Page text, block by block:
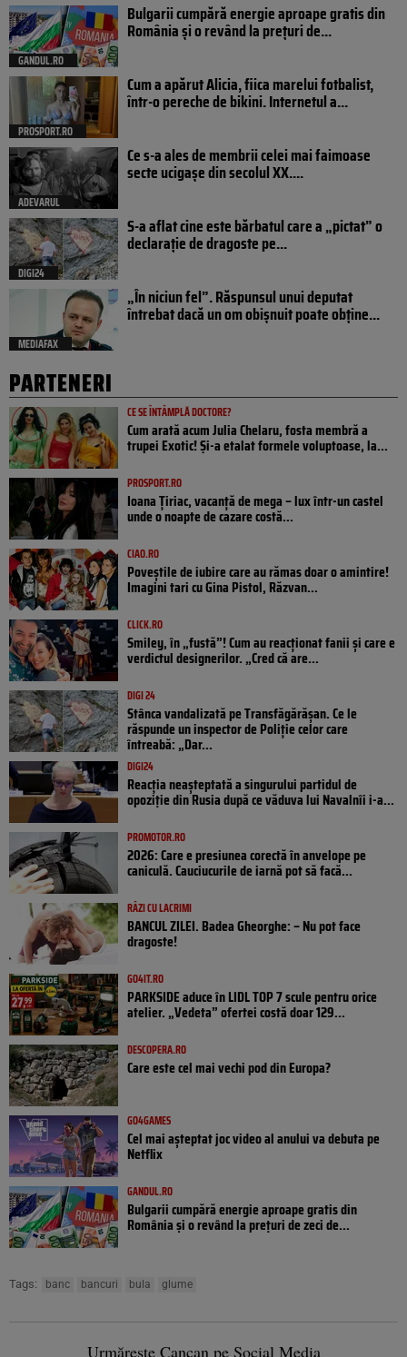
GANDUL.RO
Bulgarii cumpără energie aproape gratis din
România și o revând la prețuri de...
PROSPORT.RO
Cum a apărut Alicia, fiica marelui fotbalist,
într-o pereche de bikini. Internetul a...
ADEVARUL
Ce s-a ales de membrii celei mai faimoase
secte ucigașe din secolul XX....
DIGI24
S-a aflat cine este bărbatul care a „pictat” o
declarație de dragoste pe...
MEDIAFAX
„În niciun fel”. Răspunsul unui deputat
întrebat dacă un om obișnuit poate obține...
PARTENERI
CE SE ÎNTÂMPLĂ DOCTORE?
Cum arată acum Julia Chelaru, fosta membră a
trupei Exotic! Și-a etalat formele voluptoase, la...
PROSPORT.RO
Ioana Țiriac, vacanță de mega – lux într-un castel
unde o noapte de cazare costă...
CIAO.RO
Poveştile de iubire care au rămas doar o amintire!
Imagini tari cu Gina Pistol, Răzvan...
CLICK.RO
Smiley, în „fustă”! Cum au reacționat fanii și care e
verdictul designerilor. „Cred că are...
DIGI 24
Stânca vandalizată pe Transfăgărășan. Ce le
răspunde un inspector de Poliție celor care
întreabă: „Dar...
DIGI24
Reacția neașteptată a singurului partidul de
opoziţie din Rusia după ce văduva lui Navalnîi i-a...
PROMOTOR.RO
2026: Care e presiunea corectă în anvelope pe
caniculă. Cauciucurile de iarnă pot să facă...
RÂZI CU LACRIMI
BANCUL ZILEI. Badea Gheorghe: – Nu pot face
dragoste!
GO4IT.RO
PARKSIDE aduce în LIDL TOP 7 scule pentru orice
atelier. „Vedeta” ofertei costă doar 129...
DESCOPERA.RO
Care este cel mai vechi pod din Europa?
GO4GAMES
Cel mai așteptat joc video al anului va debuta pe
Netflix
GANDUL.RO
Bulgarii cumpără energie aproape gratis din
România și o revând la prețuri de zeci de...
Tags: banc bancuri bula glume
Urmărește Cancan pe Social Media